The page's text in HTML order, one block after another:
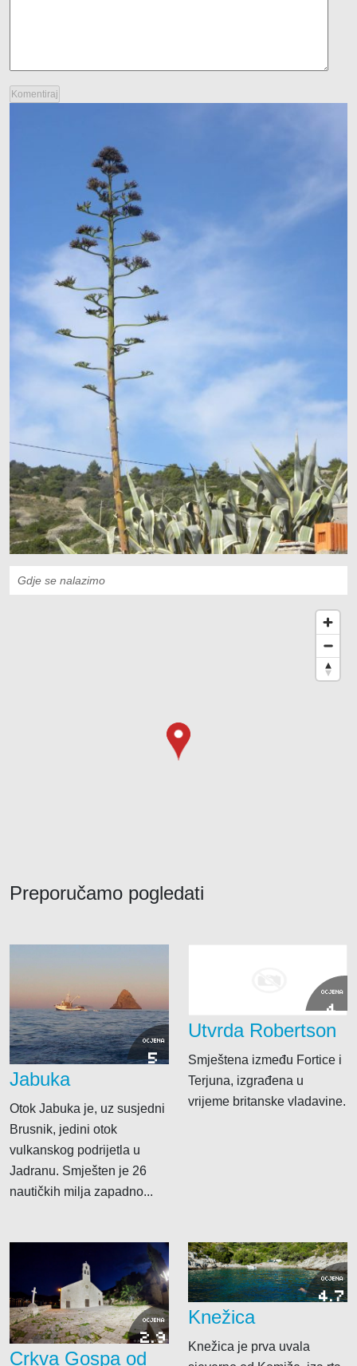
Gdje se nalazimo
Preporučamo pogledati
OCJENA
5
Jabuka
Otok Jabuka je, uz susjedni
Brusnik, jedini otok
vulkanskog podrijetla u
Jadranu. Smješten je 26
nautičkih milja zapadno...
OCJENA
4
Utvrda Robertson
Smještena između Fortice i
Terjuna, izgrađena u
vrijeme britanske vladavine.
OCJENA
2.9
Crkva Gospa od
OCJENA
4.7
Knežica
Knežica je prva uvala